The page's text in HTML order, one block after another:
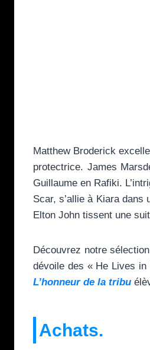
Matthew Broderick
protectrice. James
Guillaume en Rafiki.
Scar, s’allie à Kiara
Elton John tissent une
Découvrez notre
dévoile des « He Lives
L’honneur de la tribu
Achats.